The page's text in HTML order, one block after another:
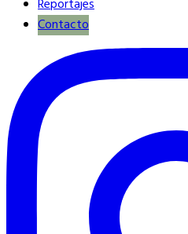
Reportajes
Contacto